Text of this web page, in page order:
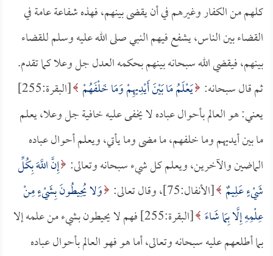
كلهم من الكفار وغيرهم في أن يقضى بينهم، فهذه شفاعة عامة في
القضاء بين الناس، يشفع فيهم النبي صلى الله عليه وسلم للقضاء
بينهم، فيقضي الله سبحانه بينهم بحكمه العدل جل وعلا كما تقدم.
ثم قال سبحانه: يَعْلَمُ مَا بَيْنَ أَيْدِيهِمْ وَمَا خَلْفَهُمْ
[البقرة:255]
يعني: هو العالم بأحوال عباده لا يخفى عليه خافية جل وعلا، يعلم
ما بين أيديهم وما خلفهم، ما مضى وما يأتي، ويعلم أحوال عباده
الماضين والآخرين، ويعلم كل شيء سبحانه وتعالى: إِنَّ اللَّهَ بِكُلِّ
شَيْءٍ عَلِيمٌ [الأنفال:75]، وقال تعالى:
وَلا يُحِيطُونَ بِشَيْءٍ مِنْ
عِلْمِهِ إِلَّا بِمَا شَاءَ
[البقرة:255] فهم لا يحيطون بشيء من علمه إلا
بما أطلعهم عليه سبحانه وتعالى، أما هو فهو العالم بأحوال عباده